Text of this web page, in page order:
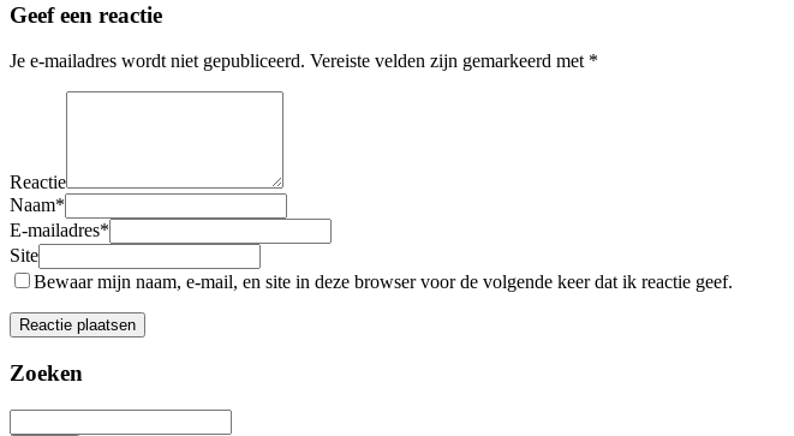
Geef een reactie
Je e-mailadres wordt niet gepubliceerd. Vereiste velden zijn gemarkeerd met *
Reactie
Naam*
E-mailadres*
Site
Bewaar mijn naam, e-mail, en site in deze browser voor de volgende keer dat ik reactie geef.
Zoeken